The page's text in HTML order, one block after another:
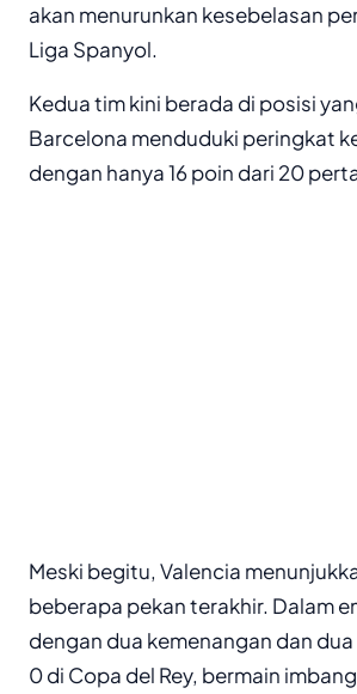
akan menurunkan kesebelasan
Liga Spanyol.
Kedua tim kini berada di posisi
Barcelona menduduki peringkat
dengan hanya 16 poin dari 20
Meski begitu, Valencia
beberapa pekan terakhir. Dalam
dengan dua kemenangan dan
0 di Copa del Rey, bermain